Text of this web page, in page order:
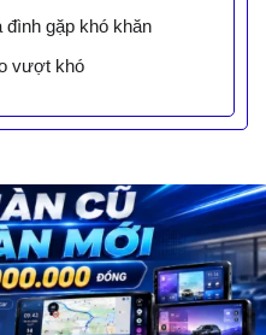
đình gặp khó khăn
vượt khó